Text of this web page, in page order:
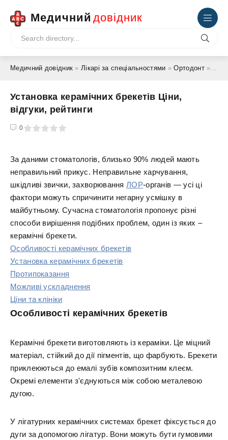
Медичний довідник
Медичний довідник »Лікарі за спеціальностями »Ортодонт» Установка керамічних брекетів Ціни, відгуки, рейтинги
Установка керамічних брекетів Ціни,
відгуки, рейтинги
0
5
За даними стоматологів, близько 90% людей мають
неправильний прикус. Неправильне харчування,
шкідливі звички, захворюванняЛОР-органів — усі ці
фактори можуть спричинити негарну усмішку в
майбутньому. Сучасна стоматологія пропонує різні
способи вирішення подібних проблем, один із яких –
керамічні брекети.
Особливості керамічних брекетів
Установка керамічних брекетів
Протипоказання
Можливі ускладнення
Ціни та клініки
Особливості керамічних брекетів
Керамічні брекети виготовляють із кераміки. Це міцний
матеріал, стійкий до дії пігментів, що фарбують. Брекети
приклеюються до емалі зубів композитним клеєм.
Окремі елементи з'єднуються між собою металевою
дугою.
У лігатурних керамічних системах брекет фіксується до
дуги за допомогою лігатур. Вони можуть бути гумовими